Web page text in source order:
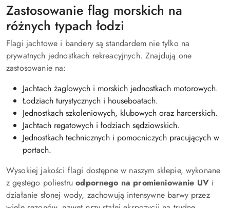
Zastosowanie flag morskich na
różnych typach łodzi
Flagi jachtowe i bandery są standardem nie tylko na
prywatnych jednostkach rekreacyjnych. Znajdują one
zastosowanie na:
Jachtach żaglowych i morskich jednostkach motorowych.
Łodziach turystycznych i houseboatach.
Jednostkach szkoleniowych, klubowych oraz harcerskich.
Jachtach regatowych i łodziach sędziowskich.
Jednostkach technicznych i pomocniczych pracujących w
portach.
Wysokiej jakości flagi dostępne w naszym sklepie, wykonane
z gęstego poliestruodpornego na promieniowanie UV i
działanie słonej wody, zachowują intensywne barwy przez